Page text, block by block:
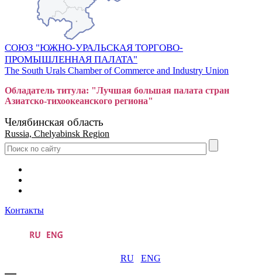
СОЮЗ "ЮЖНО-УРАЛЬСКАЯ ТОРГОВО-
ПРОМЫШЛЕННАЯ ПАЛАТА"
The South Urals Chamber of Commerce and Industry Union
Обладатель титула: "Лучшая большая палата стран
Азиатско-тихоокеанского региона"
Челябинская область
Russia, Chelyabinsk Region
Контакты
RU ENG